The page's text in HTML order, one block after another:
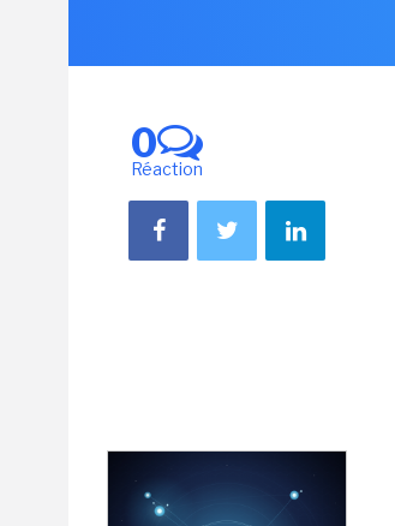
0
Réaction